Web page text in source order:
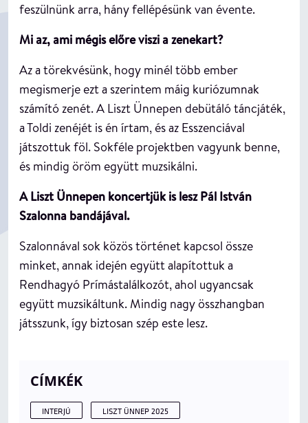
feszülnünk arra, hány fellépésünk van évente.
Mi az, ami mégis előre viszi a zenekart?
Az a törekvésünk, hogy minél több ember
megismerje ezt a szerintem máig kuriózumnak
számító zenét. A Liszt Ünnepen debütáló táncjáték,
a Toldi zenéjét is én írtam, és az Esszenciával
játszottuk föl. Sokféle projektben vagyunk benne,
és mindig öröm együtt muzsikálni.
A Liszt Ünnepen koncertjük is lesz Pál István
Szalonna bandájával.
Szalonnával sok közös történet kapcsol össze
minket, annak idején együtt alapítottuk a
Rendhagyó Prímástalálkozót, ahol ugyancsak
együtt muzsikáltunk. Mindig nagy összhangban
játsszunk, így biztosan szép este lesz.
CÍMKÉK
INTERJÚ LISZT ÜNNEP 2025